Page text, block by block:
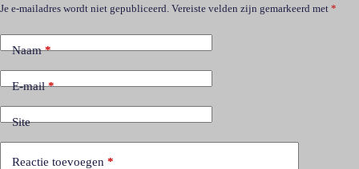
Je e-mailadres wordt niet gepubliceerd. Vereiste velden zijn gemarkeerd met *
Naam*
E-mail*
Site
Reactie toevoegen *